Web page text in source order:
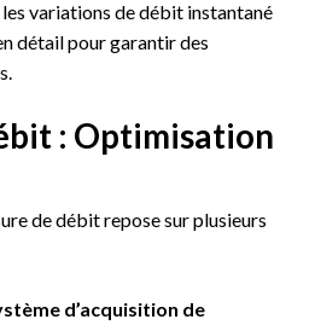
variations de débit instantané
détail pour garantir des
: Optimisation
de débit repose sur plusieurs
d’acquisition de